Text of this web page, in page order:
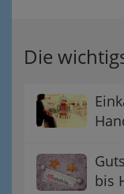
Die
bis